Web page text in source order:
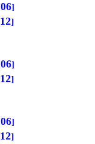
06
12
06
12
06
12